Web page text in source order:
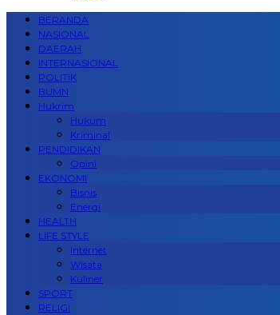
BERANDA
NASIONAL
DAERAH
INTERNASIONAL
POLITIK
BUMN
Hukrim
Hukum
Kriminal
PENDIDIKAN
Opini
EKONOMI
Bisnis
Energi
HEALTH
LIFE STYLE
Internet
Wisata
Kuliner
SPORT
RELIGI